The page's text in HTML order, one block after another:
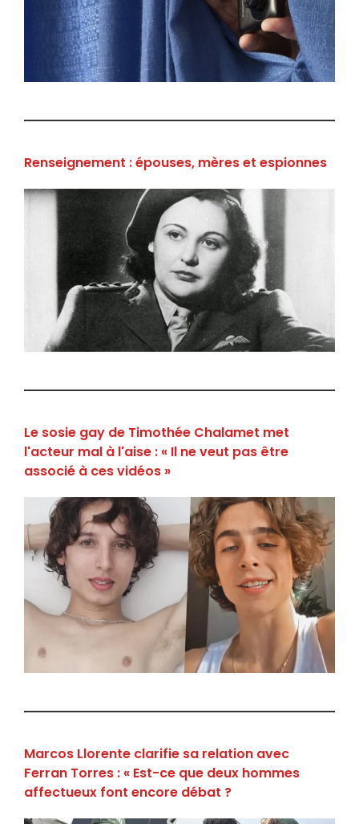
Renseignement : épouses, mères et espionnes
Le sosie gay de Timothée Chalamet met
l'acteur mal à l'aise : « Il ne veut pas être
associé à ces vidéos »
Marcos Llorente clarifie sa relation avec
Ferran Torres : « Est-ce que deux hommes
affectueux font encore débat ?